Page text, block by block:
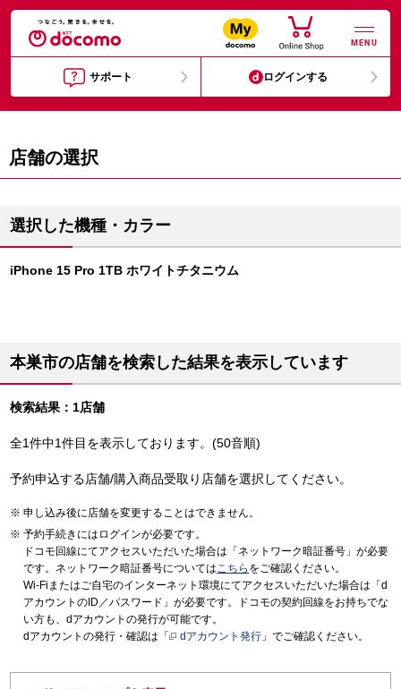
MENU
サポート ログインする
店舗の選択
選択した機種・カラー
iPhone 15 Pro 1TB ホワイトチタニウム
本巣市の店舗を検索した結果を表示しています
検索結果：1店舗
全1件中1件目を表示しております。(50音順)
予約申込する店舗/購入商品受取り店舗を選択してください。
申し込み後に店舗を変更することはできません。
予約手続きにはログインが必要です。
ドコモ回線にてアクセスいただいた場合は「ネットワーク暗証番号」が必要
です。ネットワーク暗証番号についてはこちら をご確認ください。
Wi-Fiまたはご自宅のインターネット環境にてアクセスいただいた場合は「d
アカウントのID／パスワード」が必要です。ドコモの契約回線をお持ちでな
い方も、dアカウントの発行が可能です。
dアカウントの発行・確認は「
dアカウント発行 」でご確認ください。